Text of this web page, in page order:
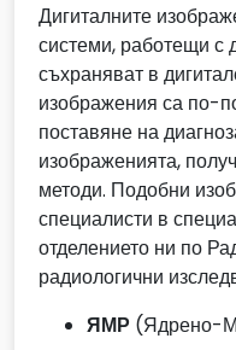
Дигиталните
системи, работещи с
съхраняват в
изображения са по-
поставяне на
изображенията,
методи. Подобни
специалисти в
отделението ни по
радиологични
ЯМР (Ядрено-